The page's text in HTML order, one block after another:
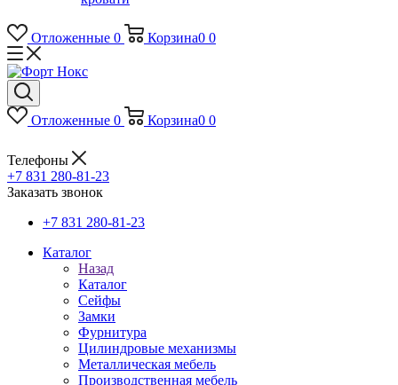
Отложенные 0 Корзина0 0
Отложенные 0 Корзина0 0
Телефоны
+7 831 280-81-23
Заказать звонок
+7 831 280-81-23
Каталог
Назад
Каталог
Сейфы
Замки
Фурнитура
Цилиндровые механизмы
Металлическая мебель
Производственная мебель